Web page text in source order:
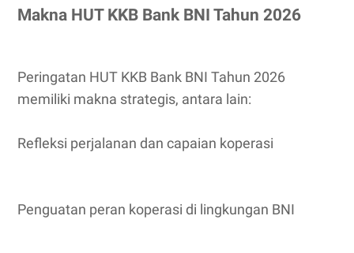
Makna HUT KKB Bank BNI Tahun 2026
Peringatan HUT KKB Bank BNI Tahun 2026
memiliki makna strategis, antara lain:
Refleksi perjalanan dan capaian koperasi
Penguatan peran koperasi di lingkungan BNI